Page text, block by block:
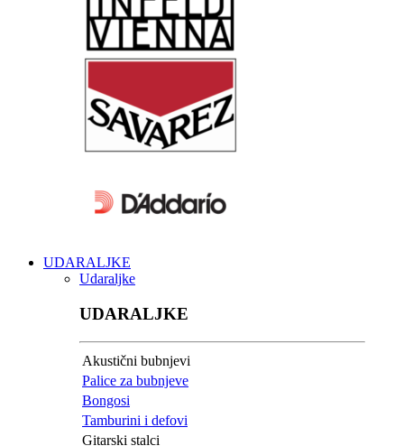
UDARALJKE
Udaraljke
UDARALJKE
Akustični bubnjevi
Palice za bubnjeve
Bongosi
Tamburini i defovi
Gitarski stalci